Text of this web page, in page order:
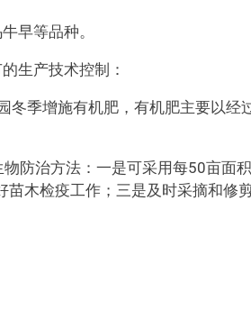
早等品种。
生产技术控制：
季增施有机肥，有机肥主要以经
防治方法：一是可采用每50亩面
木检疫工作；三是及时采摘和修